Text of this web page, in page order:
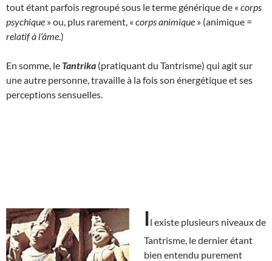
tout étant parfois regroupé sous le terme générique de « corps
psychique » ou, plus rarement, « corps animique » (animique =
relatif à l’âme.)
En somme, le Tantrika (pratiquant du Tantrisme) qui agit sur
une autre personne, travaille à la fois son énergétique et ses
perceptions sensuelles.
Il existe plusieurs niveaux de
Tantrisme, le dernier étant
bien entendu purement